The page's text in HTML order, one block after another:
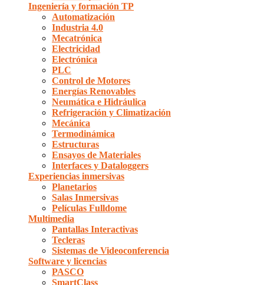
Ingeniería y formación TP
Automatización
Industria 4.0
Mecatrónica
Electricidad
Electrónica
PLC
Control de Motores
Energías Renovables
Neumática e Hidráulica
Refrigeración y Climatización
Mecánica
Termodinámica
Estructuras
Ensayos de Materiales
Interfaces y Dataloggers
Experiencias inmersivas
Planetarios
Salas Inmersivas
Películas Fulldome
Multimedia
Pantallas Interactivas
Tecleras
Sistemas de Videoconferencia
Software y licencias
PASCO
SmartClass